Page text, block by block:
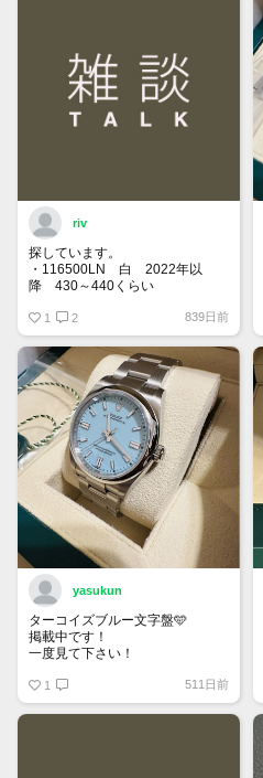
riv
探しています。
・116500LN 白 2022年以
降 430～440くらい
式 120くらい
もし売却を検討している方がいま
したら、お声がけ頂けたら幸いで
す。
1 2 839日前
yasukun
ターコイズブルー文字盤🩵
掲載中です！
一度見て下さい！
1 511日前